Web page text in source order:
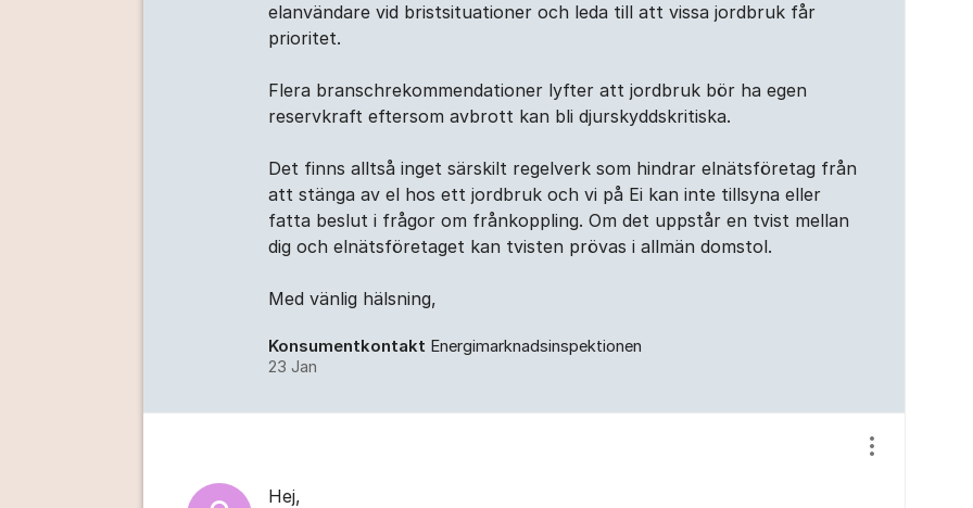
elanvändare vid bristsituationer och leda till att vissa jordbruk får
prioritet.
Flera branschrekommendationer lyfter att jordbruk bör ha egen
reservkraft eftersom avbrott kan bli djurskyddskritiska.
Det finns alltså inget särskilt regelverk som hindrar elnätsföretag från
att stänga av el hos ett jordbruk och vi på Ei kan inte tillsyna eller
fatta beslut i frågor om frånkoppling. Om det uppstår en tvist mellan
dig och elnätsföretaget kan tvisten prövas i allmän domstol.
Med vänlig hälsning,
Konsumentkontakt Energimarknadsinspektionen
23 Jan
Hej,
Visa/dölj